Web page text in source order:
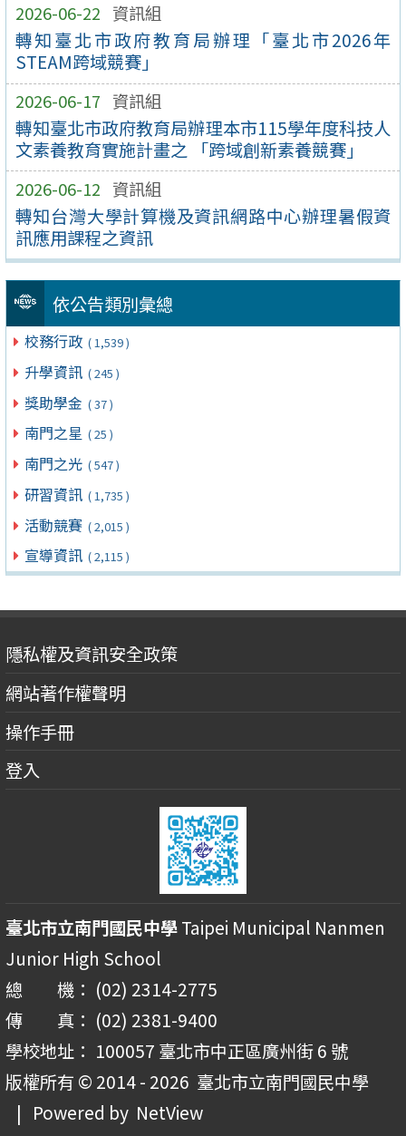
2026-06-22 資訊組
轉知臺北市政府教育局辦理「臺北市2026年
STEAM跨域競賽」
2026-06-17 資訊組
轉知臺北市政府教育局辦理本市115學年度科技人
文素養教育實施計畫之 「跨域創新素養競賽」
2026-06-12 資訊組
轉知台灣大學計算機及資訊網路中心辦理暑假資
訊應用課程之資訊
依公告類別彙總
校務行政 ( 1,539 )
升學資訊 ( 245 )
獎助學金 ( 37 )
南門之星 ( 25 )
南門之光 ( 547 )
研習資訊 ( 1,735 )
活動競賽 ( 2,015 )
宣導資訊 ( 2,115 )
隱私權及資訊安全政策
網站著作權聲明
操作手冊
登入
臺北市立南門國民中學Taipei Municipal Nanmen
Junior High School
總 機： (02) 2314-2775
傳 真： (02) 2381-9400
學校地址： 100057 臺北市中正區廣州街 6 號
版權所有 © 2014 - 2026 臺北市立南門國民中學
| Powered by NetView